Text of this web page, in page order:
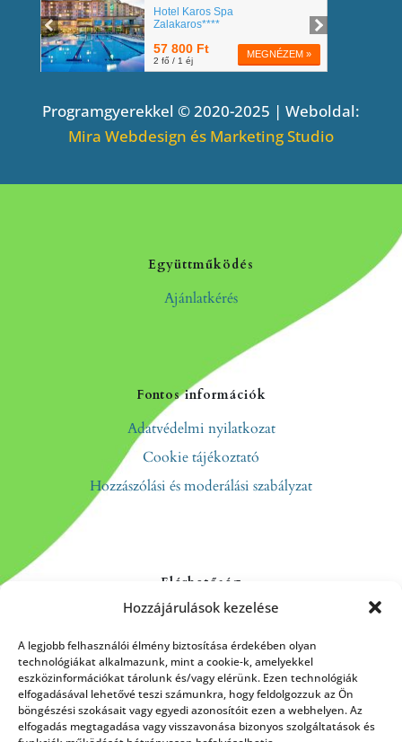
Hozzájárulások kezelése
A legjobb felhasználói élmény biztosítása érdekében olyan
technológiákat alkalmazunk, mint a cookie-k, amelyekkel
eszközinformációkat tárolunk és/vagy elérünk. Ezen technológiák
elfogadásával lehetővé teszi számunkra, hogy feldolgozzuk az Ön
böngészési szokásait vagy egyedi azonosítóit ezen a webhelyen. Az
elfogadás megtagadása vagy visszavonása bizonyos szolgáltatások és
Programgyerekkel © 2020-2025 | Weboldal:
Mira Webdesign és Marketing Studio
Együttműködés
Ajánlatkérés
Fontos információk
Adatvédelmi nyilatkozat
Cookie tájékoztató
Hozzászólási és moderálási szabályzat
Elérhetőség
Kapcsolat
Rólunk
HÍRLEVÉL FELIRATKOZÁS